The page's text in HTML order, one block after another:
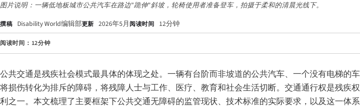
图片说明：一辆低地板城市公共汽车在路边”跪伸”斜坡，轮椅使用者准备登车，拍摄于柔和的清晨光线下。
撰稿 Disability World编辑部更新 2026年5月阅读时间 12分钟
阅读时间：12分钟
公共交通是残疾社会模式最具体的体现之处。一辆有台阶而非坡道的公共汽车、一个没有电梯
将损伤转化为排斥的障碍，将残障人士与工作、医疗、教育和社会生活切断。交通通行权是残疾
利之一。本文梳理了主要框架下公共交通无障碍的监管现状、技术标准的实际要求，以及这一体